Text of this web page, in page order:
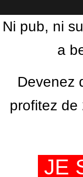
Ni pub, ni
a
Devenez
profitez de
JE